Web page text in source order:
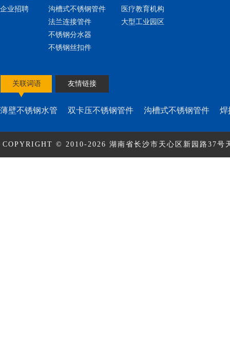
企业招聘
沟槽式不锈钢管件
法兰连接管件
不锈钢分水器
不锈钢丝扣件
医疗教育机构
大型工业园区
关联词语 友情链接
薄壁不锈钢水管 双卡压不锈钢管件 沟槽式不锈钢管件 焊
COPYRIGHT © 2010-2026 湖南省长沙市天心区新园路37